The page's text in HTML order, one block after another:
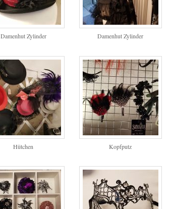
Damenhut Zylinder Damenhut Zylinder
Hütchen Kopfputz